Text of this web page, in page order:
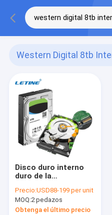
Western Digital 8tb
Disco duro interno
duro de la
16TB HDD 8TB
Seagate del disco de
Western Digital
Precio:USD88-199 per unit
MOQ:2 pedazos
Obtenga el último precio